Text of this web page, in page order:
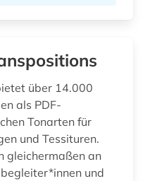
über 14.000
als PDF-
Tonarten für
und Tessituren.
gleichermaßen an
und